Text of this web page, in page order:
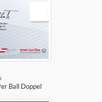
Ball Doppel